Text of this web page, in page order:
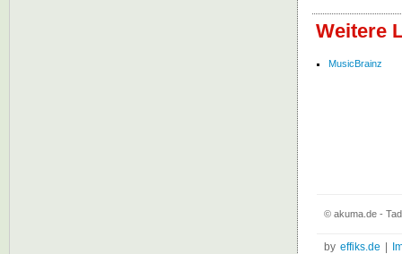
Weitere
MusicBrainz
© akuma.de -
by effiks.de